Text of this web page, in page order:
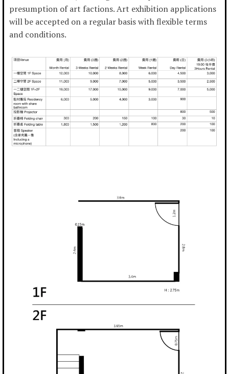
presumption of art factions. Art exhibition applications
will be accepted on a regular basis with flexible terms
and conditions.